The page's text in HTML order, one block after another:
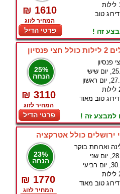
₪ 1610
המחיר לזוג
פרטי הדיל
דירוג טוב
25%
הנחה
₪ 3110
המחיר לזוג
פרטי הדיל
פנסיון
דירוג טוב מאוד
למבצע זה !
ירושלים כולל אטרקציה
23%
הנחה
₪ 1770
המחיר לזוג
וארוחת בוקר
דירוג טוב מאוד